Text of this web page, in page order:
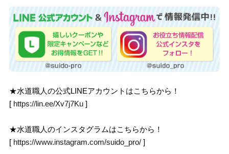
★水道職人の公式LINEアカウントはこちらから！
[ https://lin.ee/Xv7j7Ku ]
★水道職人のインスタグラムはこちらから！
[ https://www.instagram.com/suido_pro/ ]